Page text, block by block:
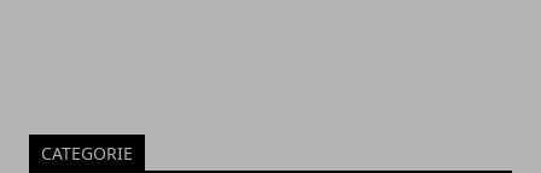
CATEGORIE